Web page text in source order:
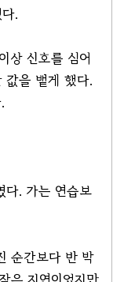
.
상 신호를 심어
값을 뱉게 했다.
다. 가는 연습보
순간보다 반 박